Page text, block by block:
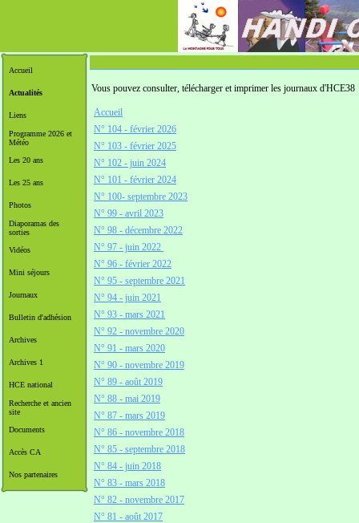
Accueil
Actualités
Liens
Programme 2026 et
Météo
Les 20 ans
Les 25 ans
Photos
Diaporamas des
sorties
Vidéos
Mini séjours
Journaux
Bulletin d'adhésion
Archives
Archives 1
HCE national
Recherche et ancien
site
Documents
Accès CA
Nos partenaires
Vous pouvez consulter, télécharger et imprimer les journaux d'HCE38
Accueil
N° 104 - février 2026
N° 103 - février 2025
N° 102 - juin 2024
N° 101 - février 2024
N° 100- septembre 2023
N° 99 - avril 2023
N° 98 - décembre 2022
N° 97 - juin 2022
N° 96 - février 2022
N° 95 - septembre 2021
N° 94 - juin 2021
N° 93 - mars 2021
N° 92 - novembre 2020
N° 91 - mars 2020
N° 90 - novembre 2019
N° 89 - août 2019
N° 88 - mai 2019
N° 87 - mars 2019
N° 86 - novembre 2018
N° 85 - septembre 2018
N° 84 - juin 2018
N° 83 - mars 2018
N° 82 - novembre 2017
N° 81 - août 2017